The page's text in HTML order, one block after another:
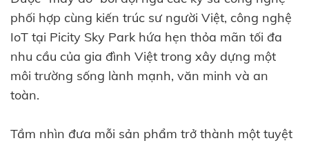
phối hợp cùng kiến trúc sư người Việt, công nghệ
IoT tại Picity Sky Park hứa hẹn thỏa mãn tối đa
nhu cầu của gia đình Việt trong xây dựng một
môi trường sống lành mạnh, văn minh và an
toàn.
Tầm nhìn đưa mỗi sản phẩm trở thành một tuyệt